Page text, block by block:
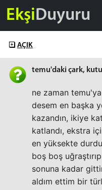
EkşiDuyuru
AÇIK
temu'daki çark,
ne zaman temu'ya
desem en başka
kazandın, ikiye
katlandı, ekstra
en yüksekte
boş boş
sonuna kadar
aldım ettim bir